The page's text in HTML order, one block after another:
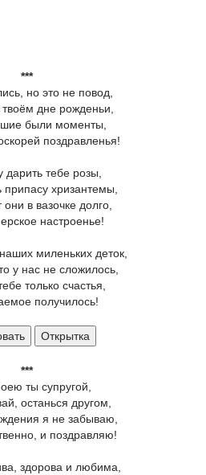
***
но это не повод,
дне рожденьи,
были моменты,
поздравленья!
дарить тебе розы,
хризантемы,
они в вазочке долго,
настроенье!
миленьких деток,
у нас не сложилось,
только счастья,
получилось!
Открытка
***
ты супругой,
останься другом,
я не забываю,
и поздравляю!
здорова и любима,